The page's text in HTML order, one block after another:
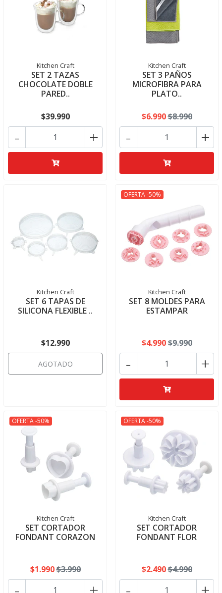
Kitchen Craft
SET 2 TAZAS
CHOCOLATE DOBLE
PARED..
$39.990
+
-
Kitchen Craft
SET 3 PAÑOS
MICROFIBRA PARA
PLATO..
$6.990$8.990
+
-
Kitchen Craft
SET 6 TAPAS DE
SILICONA FLEXIBLE ..
$12.990
AGOTADO
OFERTA -50%
Kitchen Craft
SET 8 MOLDES PARA
ESTAMPAR
$4.990$9.990
+
-
OFERTA -50%
Kitchen Craft
SET CORTADOR
FONDANT CORAZON
$1.990$3.990
OFERTA -50%
Kitchen Craft
SET CORTADOR
FONDANT FLOR
$2.490$4.990